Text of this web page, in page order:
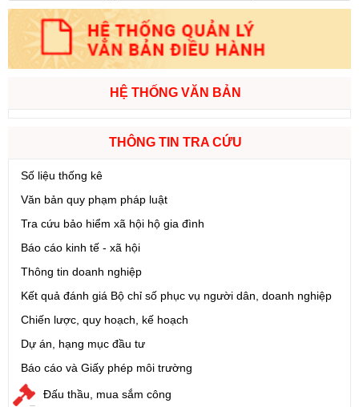
HỆ THỐNG VĂN BẢN
THÔNG TIN TRA CỨU
Số liệu thống kê
Văn bản quy phạm pháp luật
Tra cứu bảo hiểm xã hội hộ gia đình
Báo cáo kinh tế - xã hội
Thông tin doanh nghiệp
Kết quả đánh giá Bộ chỉ số phục vụ người dân, doanh nghiệp
Chiến lược, quy hoạch, kế hoạch
Dự án, hạng mục đầu tư
Báo cáo và Giấy phép môi trường
Đấu thầu, mua sắm công